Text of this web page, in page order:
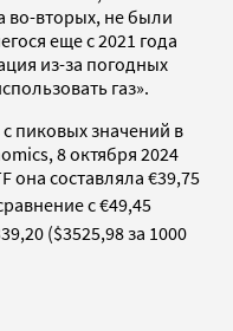
во-вторых, не были
еще с 2021 года
из-за погодных
газ».
с пиковых значений в
8 октября 2024
она составляла €39,75
с €49,45
($3525,98 за 1000